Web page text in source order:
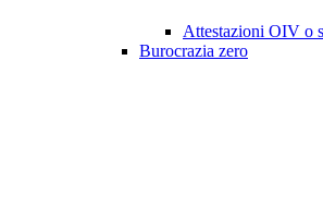
Attestazioni OIV o
Burocrazia zero